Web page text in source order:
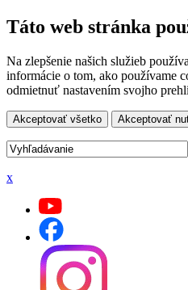
Táto web stránka
Na zlepšenie našich služieb
informácie o tom, ako používame
odmietnuť nastavením svojho
Akceptovať všetko Akceptovať
x